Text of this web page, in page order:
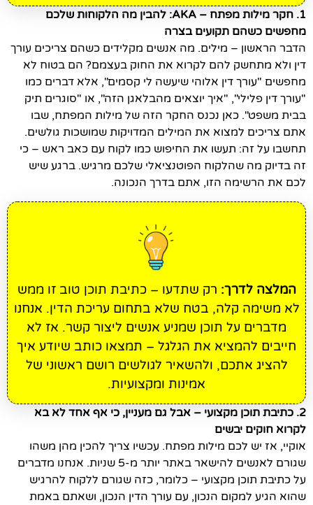
1. חקר מילות מפתח – AKA: להבין מה הלקוחות שלכם
מחפשים כשהם תקועים בצרה
הדבר הראשון – מילים. מה אנשים מקלידים כשהם צריכים עורך
דין ולא מתחשק להם לקרוא את החוק בעצמם? הם בטוח לא
מחפשים "עורך דין אלוהי שיעשה לי קסמים", אלא דברים כמו
"עורך דין פלילי", "איך יוצאים מהבלאגן הזה", או "סוגרים תיק
בבית משפט". כאן נכנס החקר הזה של מילות המפתח, שבו
אתם צריכים למצוא את המילים המדויקות שמושכות גולשים.
תחשבו על זה: תעשו את החיפוש כמו לקוח עם כאב ראש – כי
זה בדיוק מה שהלקוח הפוטנציאלי שלכם מרגיש. ברגע שיש
לכם את הרשימה הזו, אתם בדרך הנכונה.
המלצה לדרך: רק שתדעו – כתיבת תוכן טוב זו ממש
לא משימה קלה, בטח שלא בתחום עריכת הדין. אנחנו
מדברים על תוכן שמניע אנשים ליצור קשר. אז לא
חייבים להמציא את הגלגל – תמצאו כותב שיודע איך
להציג אתכם, ולהשאיר לגולשים רושם ראשוני של
אמינות ומקצועיות.
2. כתיבת תוכן מקצועי – אבל גם מעניין, כי אף אחד לא בא
לקרוא חוקים יבשים
אוקיי, אז יש לכם מילות מפתח. עכשיו צריך להכין מהן משהו
שגורם לאנשים להישאר באתר יותר מ-5 שניות. אנחנו מדברים
על כתיבת תוכן מקצועי – כלומר, כזה שגורם ללקוח להרגיש
שהוא הגיע למקום הנכון, עם עורך הדין הנכון, ושאתם באמת